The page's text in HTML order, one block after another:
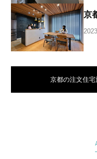
京
京都の注文住